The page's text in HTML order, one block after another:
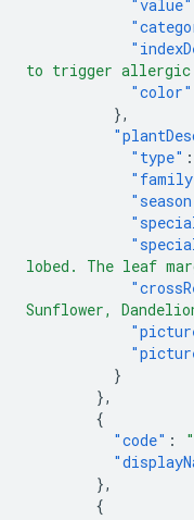
"value"
to trigger allergic
"color"
},
"type" :
lobed. The leaf
Sunflower,
}
},
{
"code" :
},
{